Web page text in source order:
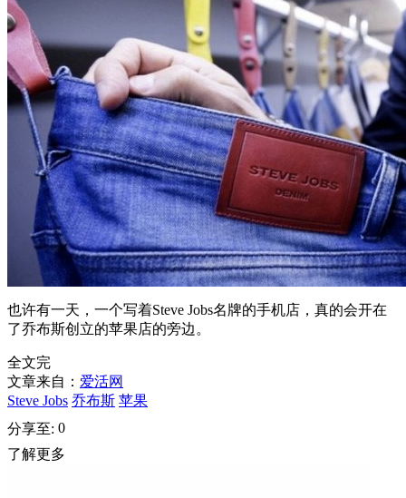
也许有一天，一个写着Steve Jobs名牌的手机店，真的会开在
了乔布斯创立的苹果店的旁边。
全文完
文章来自： 爱活网
Steve Jobs 乔布斯 苹果
分享至: 0
了解更多